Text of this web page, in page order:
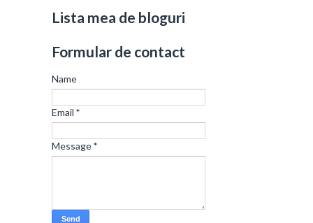
Lista mea de bloguri
Formular de contact
Name
Email *
Message*